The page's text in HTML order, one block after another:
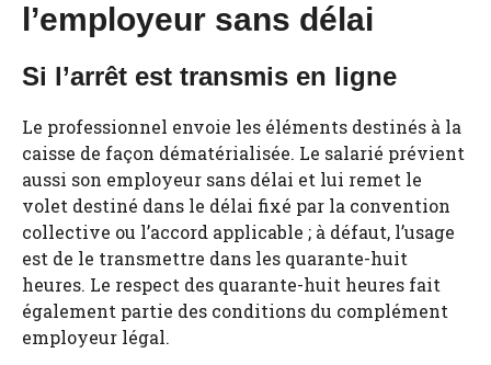
l’employeur sans délai
Si l’arrêt est transmis en ligne
Le professionnel envoie les éléments destinés à la
caisse de façon dématérialisée. Le salarié prévient
aussi son employeur sans délai et lui remet le
volet destiné dans le délai fixé par la convention
collective ou l’accord applicable ; à défaut, l’usage
est de le transmettre dans les quarante-huit
heures. Le respect des quarante-huit heures fait
également partie des conditions du complément
employeur légal.